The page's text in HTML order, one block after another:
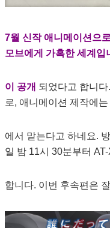
7월 신작 애니메이션으
모브에게 가혹한 세계입
이 공개 되었다고 합니
로, 애니메이션 제작에는
에서 맡는다고 하네요.
일 밤 11시 30분부터
합니다. 이번 후속편은